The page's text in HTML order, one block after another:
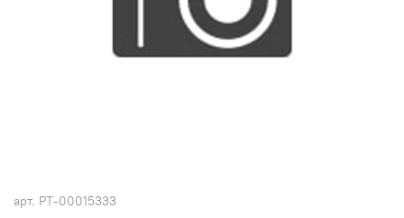
арт. РТ-00015333